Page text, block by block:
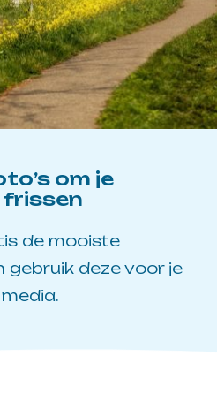
om je
frissen
de mooiste
gebruik deze voor je